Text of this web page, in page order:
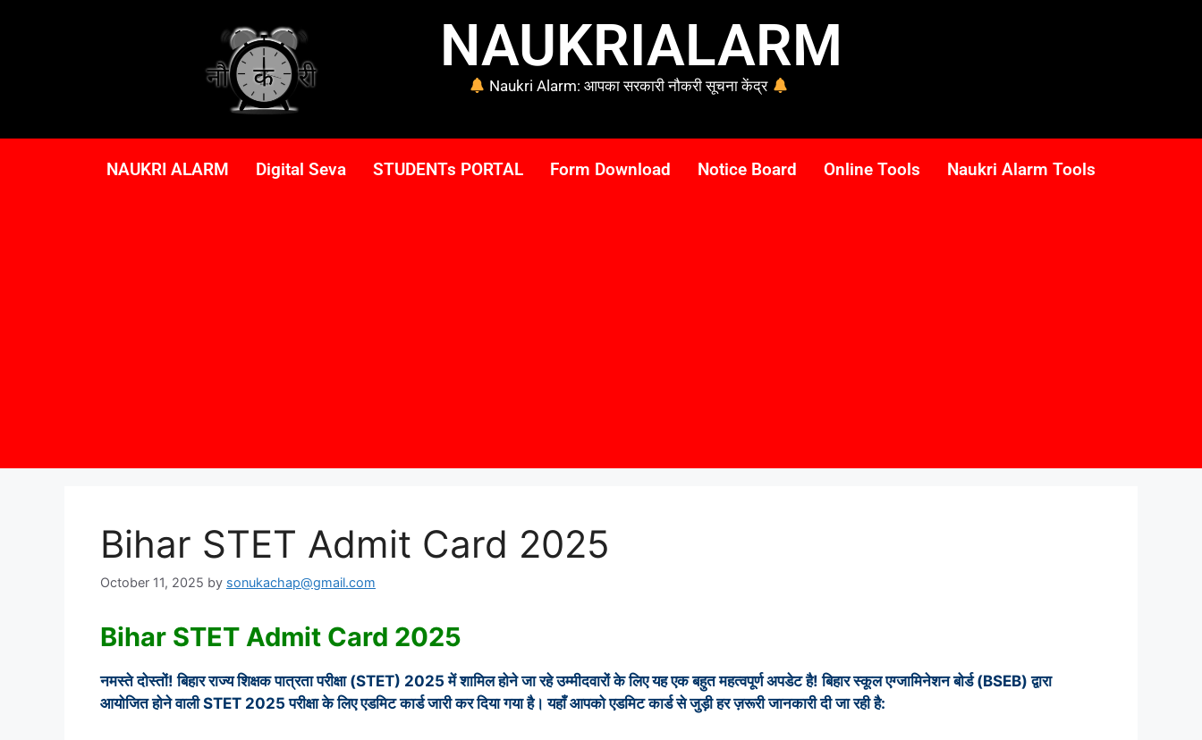
NAUKRIALARM
Naukri Alarm: आपका सरकारी नौकरी सूचना केंद्र
NAUKRI ALARM Digital Seva STUDENTs PORTAL Form Download Notice Board Online Tools Naukri Alarm Tools
Bihar STET Admit Card 2025
October 11, 2025 by sonukachap@gmail.com
Bihar STET Admit Card 2025
नमस्ते दोस्तों! बिहार राज्य शिक्षक पात्रता परीक्षा (STET) 2025 में शामिल होने जा रहे उम्मीदवारों के लिए यह एक बहुत महत्वपूर्ण अपडेट है! बिहार स्कूल एग्जामिनेशन बोर्ड (BSEB) द्वारा
आयोजित होने वाली STET 2025 परीक्षा के लिए एडमिट कार्ड जारी कर दिया गया है। यहाँ आपको एडमिट कार्ड से जुड़ी हर ज़रूरी जानकारी दी जा रही है: